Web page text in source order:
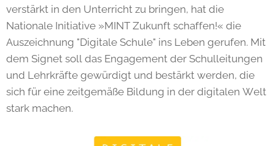
verstärkt in den Unterricht zu bringen, hat die
Nationale Initiative »MINT Zukunft schaffen!« die
Auszeichnung "Digitale Schule" ins Leben gerufen. Mit
dem Signet soll das Engagement der Schulleitungen
und Lehrkräfte gewürdigt und bestärkt werden, die
sich für eine zeitgemäße Bildung in der digitalen Welt
stark machen.